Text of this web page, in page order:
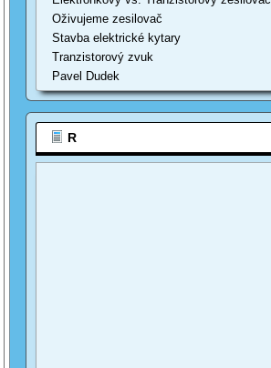
Oživujeme zesilovač
Stavba elektrické kytary
Tranzistorový zvuk
Pavel Dudek
R